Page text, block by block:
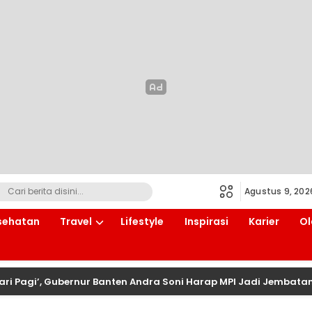
Agustus 9,
Travel Lifestyle Inspirasi Karier
Pagi’, Gubernur Banten Andra Soni Harap MPI Jadi